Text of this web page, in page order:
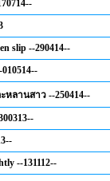
slip --290414--
ลานสาว --250414--
--131112--